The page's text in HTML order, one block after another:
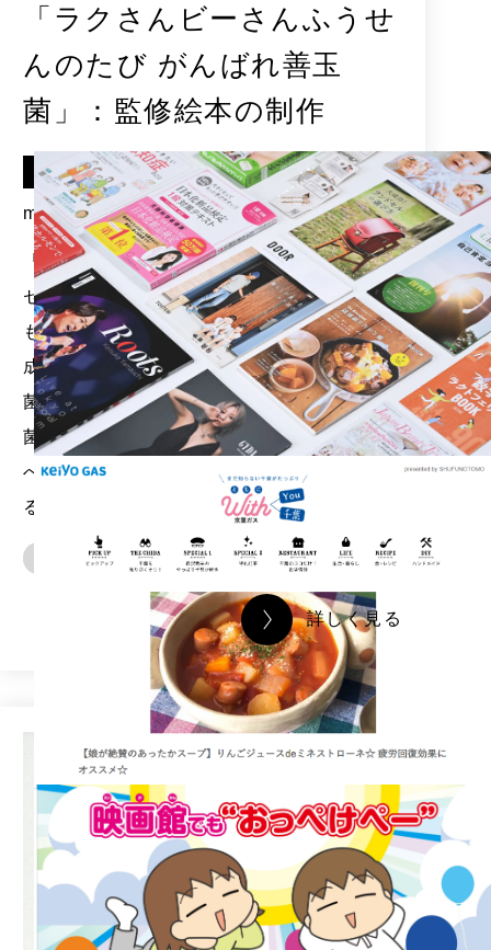
「ラクさんビーさんふうせ
んのたび がんばれ善玉
菌」：監修絵本の制作
Client
mizkan様
「気楽でおいしく、ちゃんと健康」をコン
セプトに、親子で一緒に楽しめて、食育に
も役立つ絵本の作成。新ブランドのメイン
成分である食物繊維によって活躍する腸内
菌たちをキャラクター化し、善玉菌と悪玉
菌の冒険を通じて、腸の健康を楽しく学
べ、小さなお子さんも楽しめる1冊を作成す
ることをご提案しました。
育児 食
詳しく見る